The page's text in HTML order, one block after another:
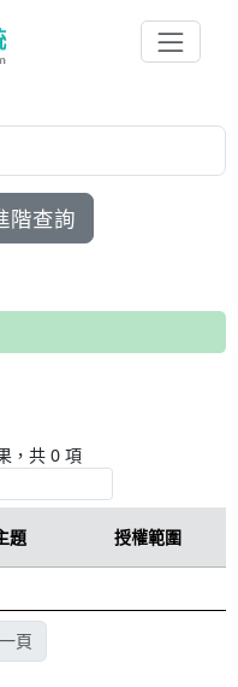
階查詢
，共 0 項
題 授權範圍
頁